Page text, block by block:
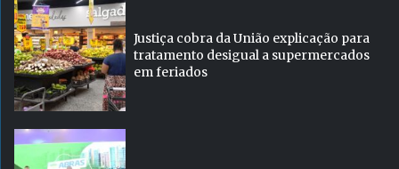
Justiça cobra da União explicação para
tratamento desigual a supermercados
em feriados